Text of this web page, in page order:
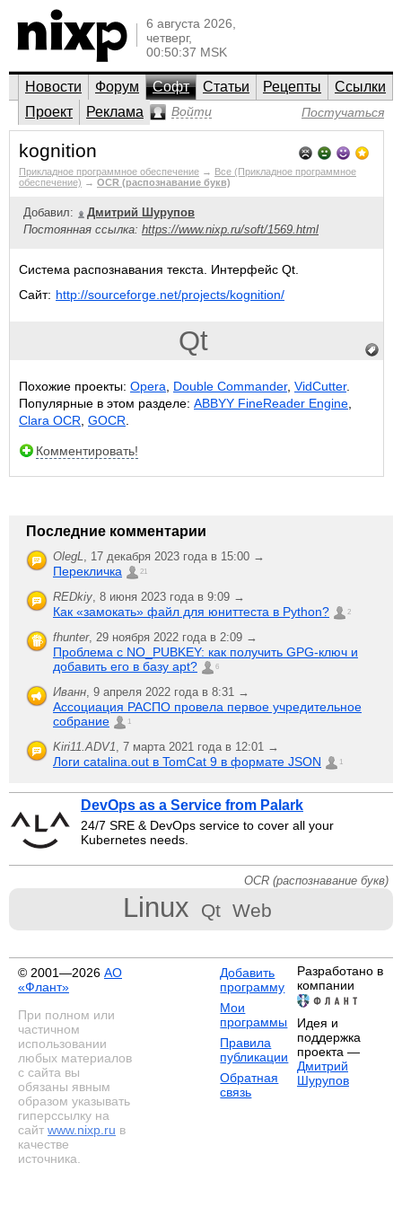
6 августа 2026,
четверг,
00:50:37 MSK
Новости Форум Софт Статьи Рецепты
Ссылки
Проект
Реклама Войти Постучаться
kognition
Прикладное программное обеспечение → Все (Прикладное программное
обеспечение) → OCR (распознавание букв)
Добавил:
Дмитрий Шурупов
Постоянная ссылка: https://www.nixp.ru/soft/1569.html
Система распознавания текста. Интерфейс Qt.
Сайт: http://sourceforge.net/projects/kognition/
Qt
Похожие проекты: Opera Double Commander, VidCutter.
Популярные в этом разделе: ABBYY FineReader Engine
Clara OCR GOCR
Комментировать!
Последние комментарии
OlegL, 17 декабря 2023 года в 15:00 →
Перекличка 21
REDkiy, 8 июня 2023 года в 9:09 →
Как «замокать» файл для юниттеста в Python? 2
fhunter, 29 ноября 2022 года в 2:09 →
Проблема с NO_PUBKEY: как получить GPG-ключ и
добавить его в базу apt?
6
Иванн, 9 апреля 2022 года в 8:31 →
Ассоциация РАСПО провела первое учредительное
собрание
1
Kiri11.ADV1, 7 марта 2021 года в 12:01 →
Логи catalina.out в TomCat 9 в формате JSON 1
DevOps as a Service from Palark
24/7 SRE & DevOps service to cover all your
Kubernetes needs.
OCR (распознавание букв)
Linux Qt Web
© 2001—2026 АО
«Флант»
При полном или
частичном
использовании
любых материалов
с сайта вы
обязаны явным
образом указывать
гиперссылку на
сайт www.nixp.ru в
качестве
источника.
Добавить
программу
Мои
программы
Правила
публикации
Обратная
связь
Разработано в
компании
Идея и
поддержка
проекта —
Дмитрий
Шурупов